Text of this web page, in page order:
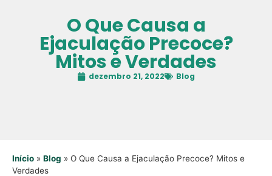
O Que Causa a
Ejaculação Precoce?
Mitos e Verdades
dezembro 21, 2022 Blog
Início » Blog » O Que Causa a Ejaculação Precoce? Mitos e
Verdades